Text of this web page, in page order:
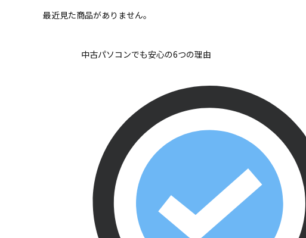
最近見た商品がありません。
中古パソコンでも安心の6つの理由